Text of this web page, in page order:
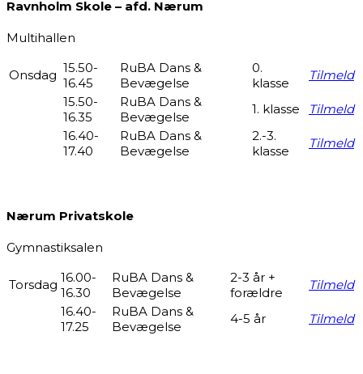
Ravnholm Skole – afd. Nærum
Multihallen
Onsdag 15.50-
16.45
RuBA Dans &
Bevægelse
0.
klasse
Tilmeld
15.50-
16.35
RuBA Dans &
Bevægelse
1. klasse
Tilmeld
16.40-
17.40
RuBA Dans &
Bevægelse
2.-3.
klasse
Tilmeld
Nærum Privatskole
Gymnastiksalen
Torsdag 16.00-
16.30
RuBA Dans &
Bevægelse
2-3 år +
forældre
Tilmeld
16.40-
17.25
RuBA Dans &
Bevægelse
4-5 år Tilmeld